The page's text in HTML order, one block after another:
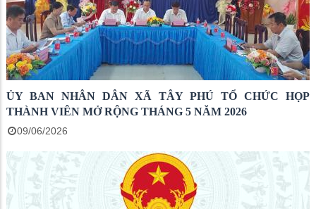
ỦY BAN NHÂN DÂN XÃ TÂY PHÚ TỔ CHỨC HỌP
THÀNH VIÊN MỞ RỘNG THÁNG 5 NĂM 2026
09/06/2026